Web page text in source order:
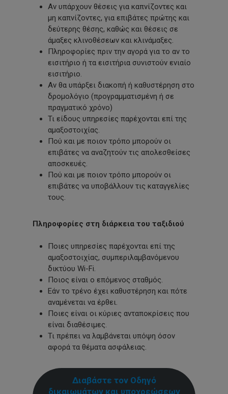
Αν υπάρχουν θέσεις για καπνίζοντες και
μη καπνίζοντες, για επιβάτες πρώτης και
δεύτερης θέσης, καθώς και θέσεις σε
άμαξες κλινοθέσεων και κλινάμαξες.
Πληροφορίες πριν την αγορά για το αν το
εισιτήριο ή τα εισιτήρια συνιστούν ενιαίο
εισιτήριο.
Αν θα υπάρξει διακοπή ή καθυστέρηση στο
δρομολόγιο (προγραμματισμένη ή σε
πραγματικό χρόνο)
Τι είδους υπηρεσίες παρέχονται επί της
αμαξοστοιχίας.
Πού και με ποιον τρόπο μπορούν οι
επιβάτες να αναζητούν τις απολεσθείσες
αποσκευές.
Πού και με ποιον τρόπο μπορούν οι
επιβάτες να υποβάλλουν τις καταγγελίες
τους.
Πληροφορίες στη διάρκεια του ταξιδιού
Ποιες υπηρεσίες παρέχονται επί της
αμαξοστοιχίας, συμπεριλαμβανόμενου
δικτύου Wi-Fi.
Ποιος είναι ο επόμενος σταθμός.
Εάν το τρένο έχει καθυστέρηση και πότε
αναμένεται να έρθει.
Ποιες είναι οι κύριες ανταποκρίσεις που
είναι διαθέσιμες.
Τι πρέπει να λαμβάνεται υπόψη όσον
αφορά τα θέματα ασφάλειας.
Διαβάστε τον Οδηγό
δικαιωμάτων και υποχρεώσεων